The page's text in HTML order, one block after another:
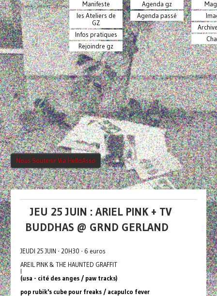
Manifeste
les Ateliers de
GZ
Infos pratiques
Rejoindre gz
Agenda gz
Agenda passé
Nous Soutenir Via HelloAsso
JEU 25 JUIN : ARIEL PINK + TV
BUDDHAS @ GRND GERLAND
JEUDI 25 JUIN - 20H30 - 6 euros
AREIL PINK & THE HAUNTED GRAFFIT
I
(usa - cité des anges / paw tracks)
pop rubik's cube pour freaks / acapulco fever